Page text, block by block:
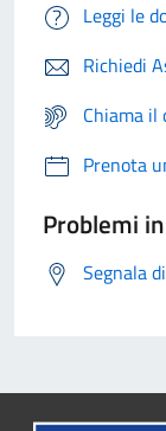
Leggi le
Richiedi
Chiama
Prenota
Problemi
Segnala